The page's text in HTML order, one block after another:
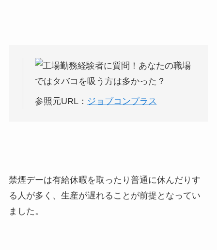
参照元URL： ジョブコンプラス
禁煙デーは有給休暇を取ったり普通に休んだりす
る人が多く、生産が遅れることが前提となってい
ました。